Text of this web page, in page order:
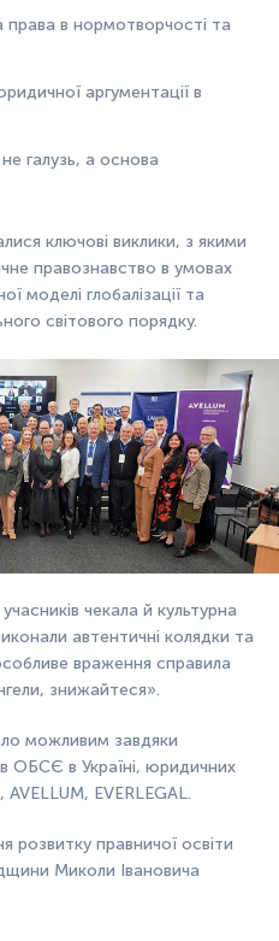
права в нормотворчості та
аргументації в
галузь, а основа
ключові виклики, з якими
правознавство в умовах
моделі глобалізації та
світового порядку.
чекала й культурна
автентичні колядки та
враження справила
знижайтеся».
можливим завдяки
ОБСЄ в Україні, юридичних
EVERLEGAL.
правничої освіти
Миколи Івановича